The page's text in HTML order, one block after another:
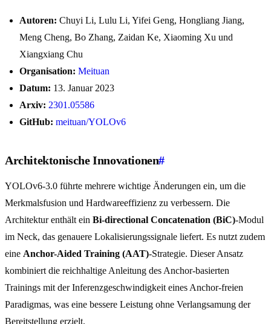
Autoren: Chuyi Li, Lulu Li, Yifei Geng, Hongliang Jiang,
Meng Cheng, Bo Zhang, Zaidan Ke, Xiaoming Xu und
Xiangxiang Chu
Organisation: Meituan
Datum: 13. Januar 2023
Arxiv: 2301.05586
GitHub: meituan/YOLOv6
Architektonische Innovationen#
YOLOv6-3.0 führte mehrere wichtige Änderungen ein, um die
Merkmalsfusion und Hardwareeffizienz zu verbessern. Die
Architektur enthält ein Bi-directional Concatenation (BiC)-Modul
im Neck, das genauere Lokalisierungssignale liefert. Es nutzt zudem
eine Anchor-Aided Training (AAT)-Strategie. Dieser Ansatz
kombiniert die reichhaltige Anleitung des Anchor-basierten
Trainings mit der Inferenzgeschwindigkeit eines Anchor-freien
Paradigmas, was eine bessere Leistung ohne Verlangsamung der
Bereitstellung erzielt.